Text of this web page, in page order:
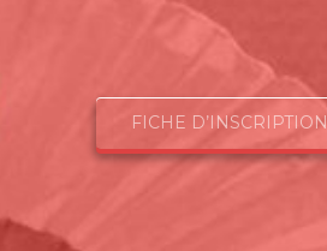
FICHE D’INSCRIPTION